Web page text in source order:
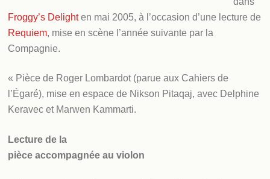
Froggy’s Delighten mai 2005, à l’occasion d’une lecture de
Requiem, mise en scène l’année suivante par la
Compagnie.
« Pièce de Roger Lombardot (parue aux Cahiers de
l’Égaré), mise en espace de Nikson Pitaqaj, avec Delphine
Keravec et Marwen Kammarti.
Lecture de la
pièce accompagnée au violon